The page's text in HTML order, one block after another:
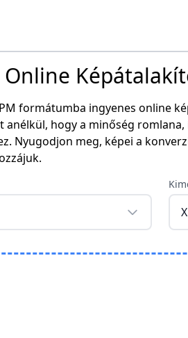
formátumba ingyenes online
hogy a minőség
Nyugodjon meg, képei a